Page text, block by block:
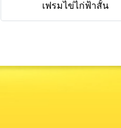
เฟรมไข่ไก่ฟ้าสั้น